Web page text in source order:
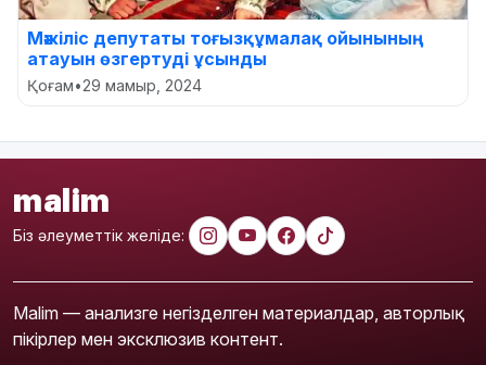
Мәжіліс депутаты тоғызқұмалақ ойынының
атауын өзгертуді ұсынды
Қоғам•29 мамыр, 2024
malim
Біз әлеуметтік желіде:
Malim — анализге негізделген материалдар, авторлық
пікірлер мен эксклюзив контент.